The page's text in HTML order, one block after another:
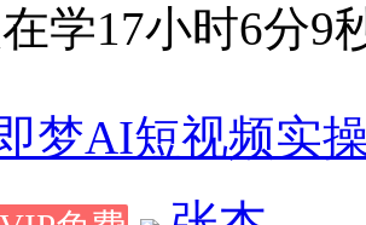
学17小时6分9
梦AI短视频实